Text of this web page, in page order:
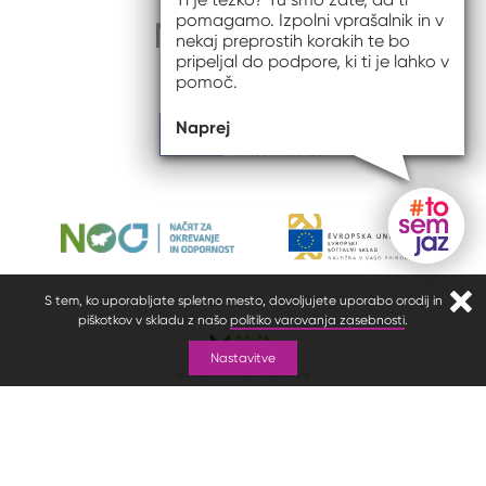
S tem, ko uporabljate spletno mesto, dovoljujete uporabo orodij in
piškotkov v skladu z našo politiko varovanja zasebnosti.
Nastavitve
Gumb
pomagamo. Izpolni vprašalnik in v
nekaj preprostih korakih te bo
pripeljal do podpore, ki ti je lahko v
pomoč.
Naprej